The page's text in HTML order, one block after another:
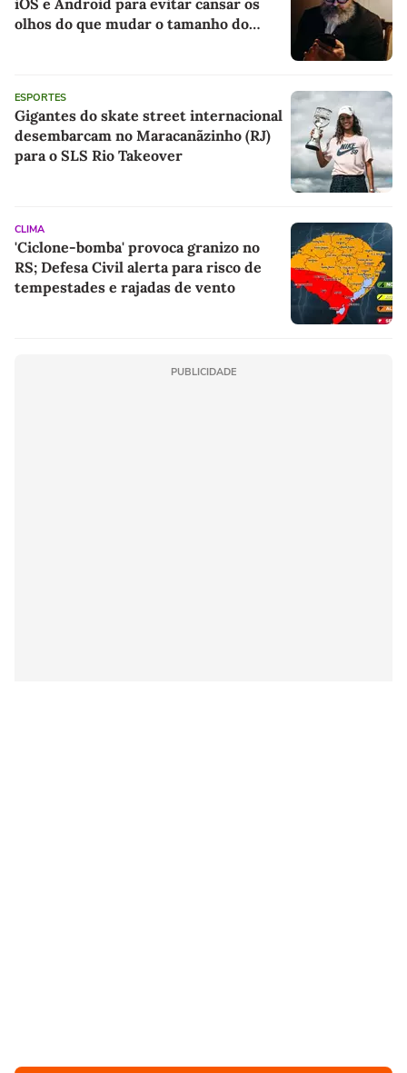
olhos do que mudar o tamanho do
ESPORTES
Gigantes do skate street internacional
desembarcam no Maracanãzinho (RJ)
para o SLS Rio Takeover
CLIMA
'Ciclone-bomba' provoca granizo no
RS; Defesa Civil alerta para risco de
tempestades e rajadas de vento
PUBLICIDADE